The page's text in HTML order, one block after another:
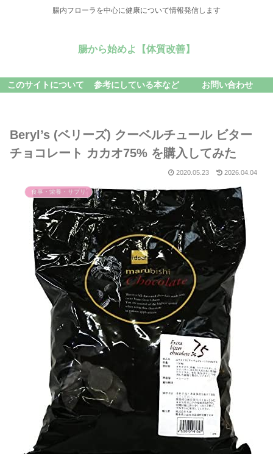
腸内フローラを中心に健康について情報発信します
腸から始めよ【体質改善】
このサイトについて 参考にしている本など お問い合わせ
Beryl’s (ベリーズ) クーベルチュール ビター
チョコレート カカオ75% を購入してみた
2020.05.23 2026.04.04
食事・栄養・サプリ